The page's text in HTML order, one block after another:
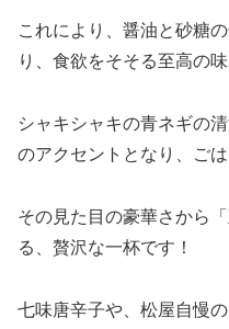
これにより、醤油と砂糖
り、食欲をそそる至高の
シャキシャキの青ネギの
のアクセントとなり、ご
その見た目の豪華さから
る、贅沢な一杯です！
七味唐辛子や、松屋自慢